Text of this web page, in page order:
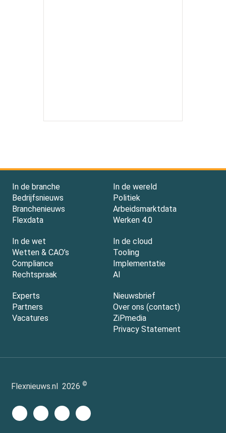
In de branche
Bedrijfsnieuws
Branchenieuws
Flexdata
In de wereld
Politiek
Arbeidsmarktdata
Werken 4.0
In de wet
Wetten & CAO’s
Compliance
Rechtspraak
In de cloud
Tooling
Implementatie
AI
Experts
Partners
Vacatures
Nieuwsbrief
Over ons (contact)
ZiPmedia
Privacy Statement
Flexnieuws.nl 2026 ©